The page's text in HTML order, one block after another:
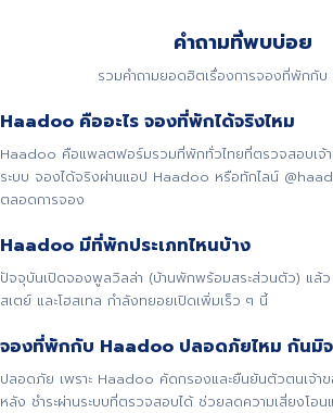
คำถามที่พบบ่อย
รวมคำถามยอดฮิตเรื่องการจองที่พักกั
Haadoo คืออะไร จองที่พักได้จริงไหม
Haadoo คือแพลตฟอร์มรวมที่พักทั่วไทยที่ตรวจสอบเจ้
ระบบ จองได้จริงผ่านแอป Haadoo หรือทักไลน์
ตลอดการจอง
Haadoo มีที่พักประเภทไหนบ้าง
ปัจจุบันเปิดจองพูลวิลล่า (บ้านพักพร้อมสระส่วนตัว) แล้
สเตย์ และโฮสเทล กำลังทยอยเปิดเพิ่มเร็ว ๆ นี้
จองที่พักกับ Haadoo ปลอดภัยไหม กันมิ
ปลอดภัย เพราะ Haadoo คัดกรองและยืนยันตัวตนเจ้า
หลัง ชำระผ่านระบบที่ตรวจสอบได้ ช่วยลดความเสี่ยงโอน